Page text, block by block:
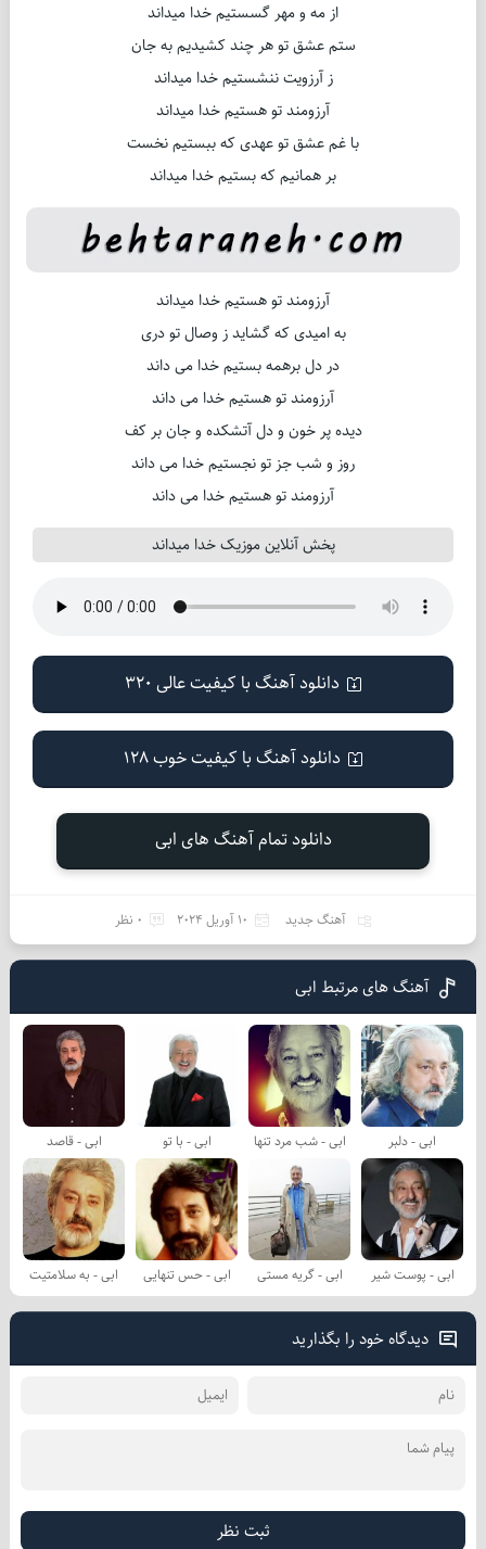
از مه و مهر گسستیم خدا میداند
ستم عشق تو هر چند کشیدیم به جان
ز آرزویت ننشستیم خدا میداند
آرزومند تو هستیم خدا میداند
با غم عشق تو عهدی که ببستیم نخست
بر همانیم که بستیم خدا میداند
آرزومند تو هستیم خدا میداند
به امیدی که گشاید ز وصال تو دری
در دل برهمه بستیم خدا می داند
آرزومند تو هستیم خدا می داند
دیده پر خون و دل آتشکده و جان بر کف
روز و شب جز تو نجستیم خدا می داند
آرزومند تو هستیم خدا می داند
پخش آنلاین موزیک خدا میداند
دانلود آهنگ با کیفیت عالی 320
دانلود آهنگ با کیفیت خوب 128
دانلود تمام آهنگ های ابی
آهنگ جدید 10 آوریل 2024 0 نظر
آهنگ های مرتبط ابی
ابی - دلبر ابی - شب مرد تنها ابی - با تو ابی - قاصد
ابی - پوست شیر ابی - گریه مستی ابی - حس تنهایی ابی - به سلامتیت
دیدگاه خود را بگذارید
ثبت نظر